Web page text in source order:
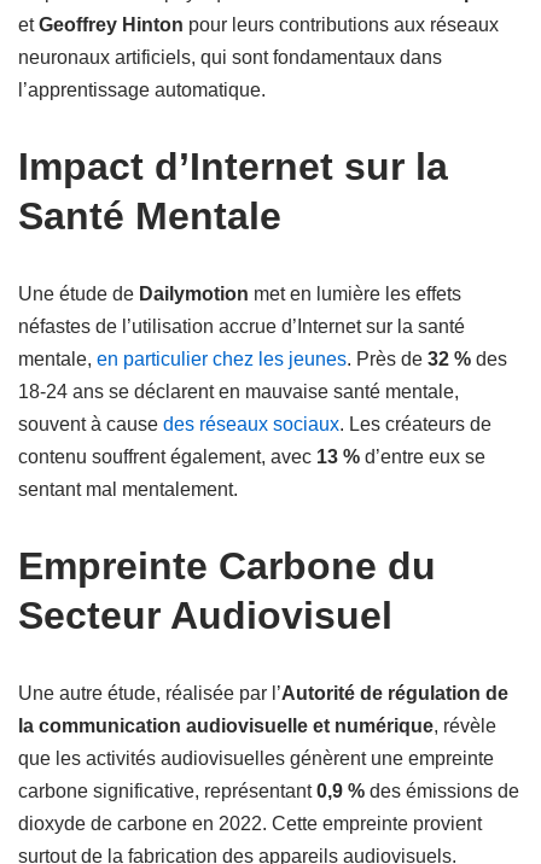
etGeoffrey Hinton pour leurs contributions aux réseaux
neuronaux artificiels, qui sont fondamentaux dans
l’apprentissage automatique.
Impact d’Internet sur la
Santé Mentale
Une étude de Dailymotion met en lumière les effets
néfastes de l’utilisation accrue d’Internet sur la santé
mentale, en particulier chez les jeunes. Près de 32 % des
18-24 ans se déclarent en mauvaise santé mentale,
souvent à cause des réseaux sociaux. Les créateurs de
contenu souffrent également, avec 13 % d’entre eux se
sentant mal mentalement.
Empreinte Carbone du
Secteur Audiovisuel
Une autre étude, réalisée par l’Autorité de régulation de
la communication audiovisuelle et numérique, révèle
que les activités audiovisuelles génèrent une empreinte
carbone significative, représentant0,9 % des émissions de
dioxyde de carbone en 2022. Cette empreinte provient
surtout de la fabrication des appareils audiovisuels.